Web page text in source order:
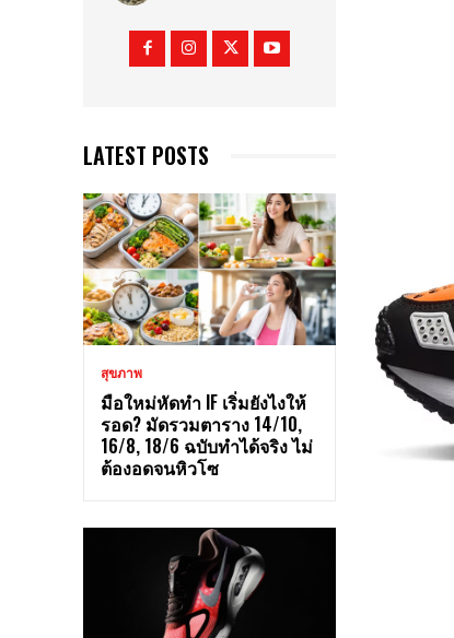
LATEST POSTS
สุขภาพ
มือใหม่หัดทำ IF เริ่มยังไงให้
รอด? มัดรวมตาราง 14/10,
16/8, 18/6 ฉบับทำได้จริง ไม่
ต้องอดจนหิวโซ